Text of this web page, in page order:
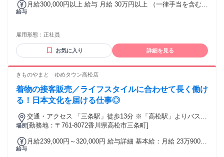
給与
月給300,000円以上 給与 月給 30万円以上 （一律手当を含む）
内で定める技能や知識を習得するために必要な期間を入社後2
手当の支給については社内検定の合否による。 ※諸手当 報奨
金・能力給・交通費・時間外手当等 ※給与改定 年2回（人事
考課結果による） ※業績賞与 年2回（人事評価及び会社の業
雇用形態： 正社員
お気に入り 詳細を見る
きものやまと ゆめタウン高松店
着物の接客販売／ライフスタイルに合わせて長く働け
る！日本文化を届ける仕事◎
場所
交通・アクセス 「三条駅」徒歩13分 ※「高松駅」よりバスあ
り
[勤務地：〒761-8072香川県高松市三条町]
給与
月給239,000円～320,000円 給与詳細 基本給：月給 23万9000